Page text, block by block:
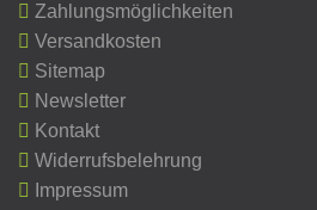
Zahlungsmöglichkeiten
Versandkosten
Sitemap
Newsletter
Kontakt
Widerrufsbelehrung
Impressum